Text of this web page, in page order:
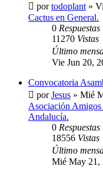
portodoplant »
Cactus en General.
0 Respuestas
11270 Vistas
Último
Vie Jun 20,
Convocatoria
porJesus » Mié
Asociación Amigos
Andalucía.
0 Respuestas
18556 Vistas
Último
Mié May 21,